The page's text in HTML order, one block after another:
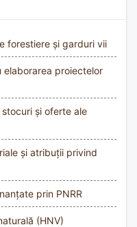
forestiere și garduri vii
proiectelor
și oferte ale
și atribuții privind
prin PNRR
(HNV)